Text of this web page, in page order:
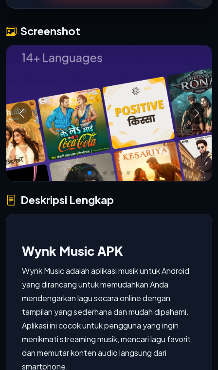
Screenshot
Deskripsi Lengkap
Wynk Music APK
Wynk Music adalah aplikasi musik untuk Android
yang dirancang untuk memudahkan Anda
mendengarkan lagu secara online dengan
tampilan yang sederhana dan mudah dipahami.
Aplikasi ini cocok untuk pengguna yang ingin
menikmati streaming musik, mencari lagu favorit,
dan memutar konten audio langsung dari
smartphone.